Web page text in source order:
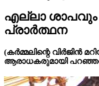
എല്ലാ ശാപവും
പ്രാർത്ഥന
(കർമ്മലിന്റെ വിർജിൻ
ആരാധകരുമായി